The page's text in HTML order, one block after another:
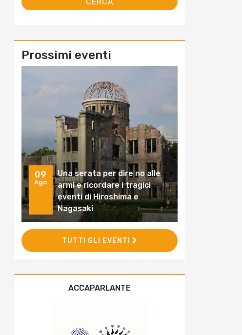
Prossimi eventi
09
Ago
Una serata per dire no alle
armi e ricordare i tragici
eventi di Hiroshima e
Nagasaki
TUTTI GLI EVENTI
ACCAPARLANTE